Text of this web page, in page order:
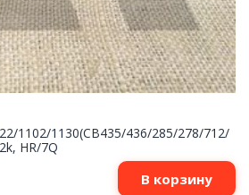
1102/1130(CB435/436/285/278/712/
HR/7Q
В корзину